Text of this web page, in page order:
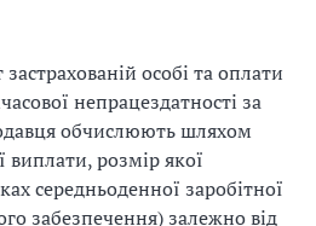
особі та оплати
непрацездатності за
обчислюють шляхом
розмір якої
середньоденної заробітної
забезпечення) залежно від